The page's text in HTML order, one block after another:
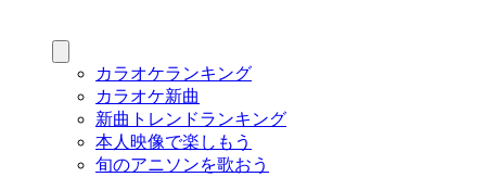
カラオケランキング
カラオケ新曲
新曲トレンドランキング
本人映像で楽しもう
旬のアニソンを歌おう